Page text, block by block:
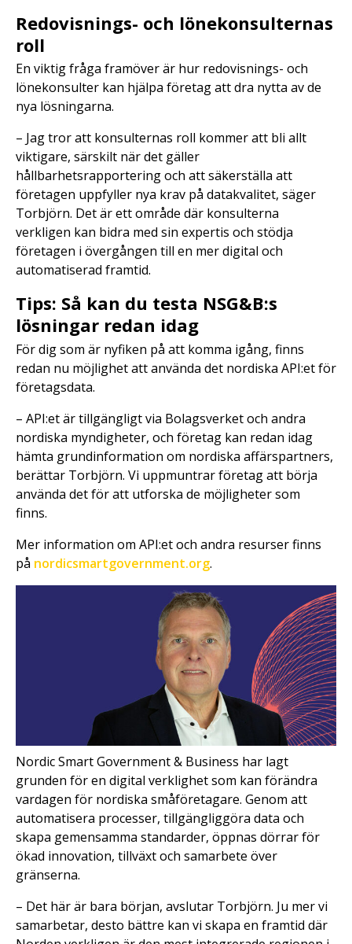
Redovisnings- och lönekonsulternas
roll
En viktig fråga framöver är hur redovisnings- och
lönekonsulter kan hjälpa företag att dra nytta av de
nya lösningarna.
– Jag tror att konsulternas roll kommer att bli allt
viktigare, särskilt när det gäller
hållbarhetsrapportering och att säkerställa att
företagen uppfyller nya krav på datakvalitet, säger
Torbjörn. Det är ett område där konsulterna
verkligen kan bidra med sin expertis och stödja
företagen i övergången till en mer digital och
automatiserad framtid.
Tips: Så kan du testa NSG&B:s
lösningar redan idag
För dig som är nyfiken på att komma igång, finns
redan nu möjlighet att använda det nordiska API:et för
företagsdata.
– API:et är tillgängligt via Bolagsverket och andra
nordiska myndigheter, och företag kan redan idag
hämta grundinformation om nordiska affärspartners,
berättar Torbjörn. Vi uppmuntrar företag att börja
använda det för att utforska de möjligheter som
finns.
Mer information om API:et och andra resurser finns
på nordicsmartgovernment.org.
Nordic Smart Government & Business har lagt
grunden för en digital verklighet som kan förändra
vardagen för nordiska småföretagare. Genom att
automatisera processer, tillgängliggöra data och
skapa gemensamma standarder, öppnas dörrar för
ökad innovation, tillväxt och samarbete över
gränserna.
– Det här är bara början, avslutar Torbjörn. Ju mer vi
samarbetar, desto bättre kan vi skapa en framtid där